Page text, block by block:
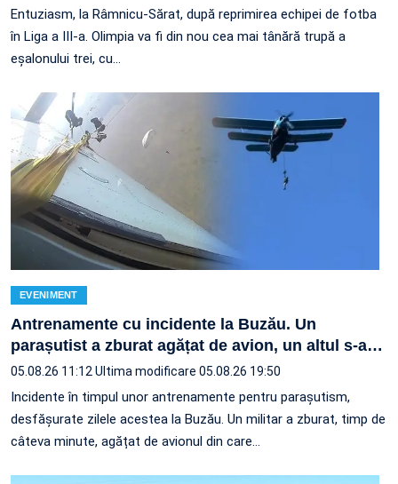
Entuziasm, la Râmnicu-Sărat, după reprimirea echipei de fotba
în Liga a III-a. Olimpia va fi din nou cea mai tânără trupă a
eșalonului trei, cu…
EVENIMENT
Antrenamente cu incidente la Buzău. Un
parașutist a zburat agățat de avion, un altul s-a…
05.08.26 11:12 Ultima modificare 05.08.26 19:50
Incidente în timpul unor antrenamente pentru parașutism,
desfășurate zilele acestea la Buzău. Un militar a zburat, timp de
câteva minute, agățat de avionul din care…